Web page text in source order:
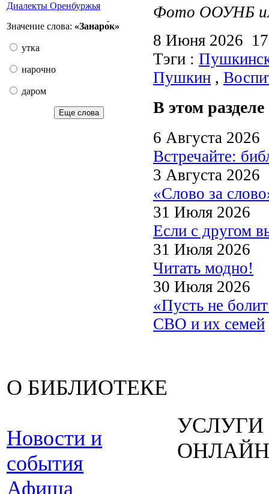
Диалекты Оренбуржья
Значение слова: «Занаро́к»
утка
нарочно
даром
Еще слова
Фото ООУНБ
8 Июня 2026
Тэги :
Пушкин ,
В этом разделе
6 Августа 2026
Встречайте:
3 Августа 2026
«Слово за
31 Июля 2026
Если с другом
31 Июля 2026
Читать модно!
30 Июля 2026
«Пусть не
СВО и их семей
О БИБЛИОТЕКЕ
Новости и
события
Афиша
УСЛУГИ
ОНЛАЙН